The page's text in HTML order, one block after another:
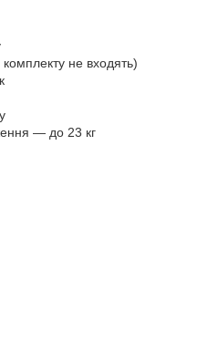
не входять)
— до 23 кг